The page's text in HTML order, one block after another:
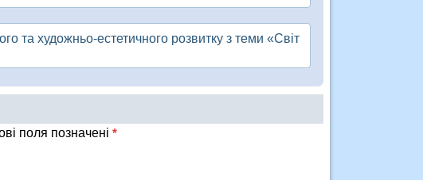
та художньо-естетичного розвитку з теми «Світ
поля позначені *